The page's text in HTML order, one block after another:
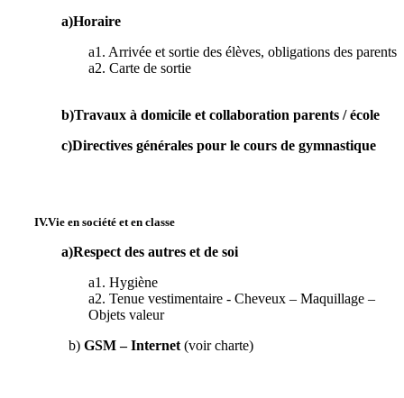
a)Horaire
a1. Arrivée et sortie des élèves, obligations des parents
a2. Carte de sortie
b)Travaux à domicile et collaboration parents / école
c)Directives générales pour le cours de gymnastique
IV.Vie en société et en classe
a)Respect des autres et de soi
a1. Hygiène
a2. Tenue vestimentaire - Cheveux – Maquillage –
Objets valeur
b) GSM – Internet (voir charte)